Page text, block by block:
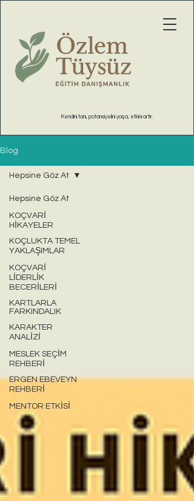
Kendini tanı, potansiyelini yaşa, etkini artır.
Blog
Hepsine Göz At
KOÇVARİ
HİKAYELER
KOÇLUKTA TEMEL
YAKLAŞIMLAR
KOÇVARİ
LİDERLİK
BECERİLERİ
KARTLARLA
FARKINDALIK
KARAKTER
ANALİZİ
MESLEK SEÇİM
REHBERİ
ERGEN EBEVEYN
REHBERİ
MENTOR ETKİSİ
Hepsine Göz At